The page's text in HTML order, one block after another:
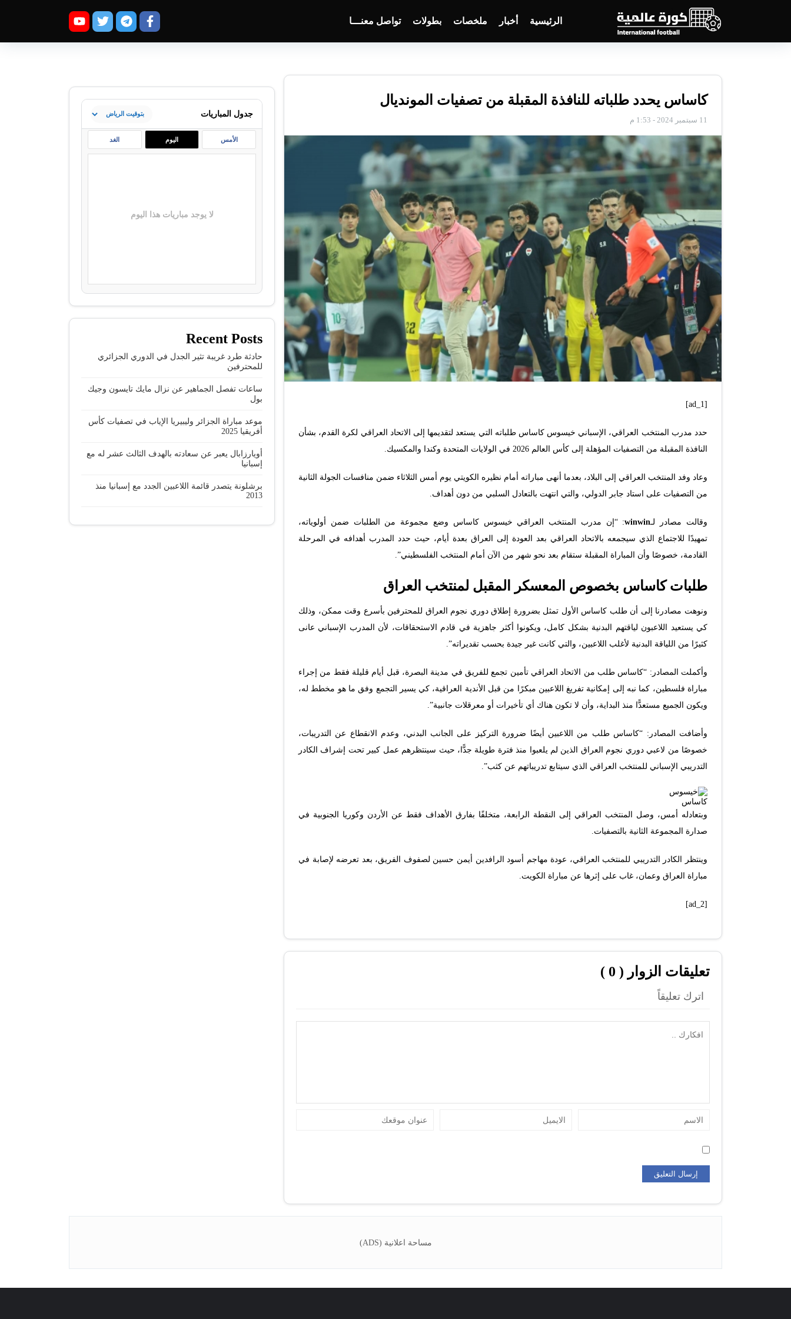
الرئيسية أخبار ملخصات بطولات تواصل معنـــا
كاساس يحدد طلباته للنافذة المقبلة من تصفيات المونديال
11 سبتمبر 2024 - 1:53 م
[ad_1]
حدد مدرب المنتخب العراقي، الإسباني خيسوس كاساس طلباته التي يستعد لتقديمها إلى الاتحاد العراقي لكرة القدم، بشأن
النافذة المقبلة من التصفيات المؤهلة إلى كأس العالم 2026 في الولايات المتحدة وكندا والمكسيك.
وعاد وفد المنتخب العراقي إلى البلاد، بعدما أنهى مباراته أمام نظيره الكويتي يوم أمس الثلاثاء ضمن منافسات الجولة الثانية
من التصفيات على استاد جابر الدولي، والتي انتهت بالتعادل السلبي من دون أهداف.
وقالت مصادر لـwinwin: “إن مدرب المنتخب العراقي خيسوس كاساس وضع مجموعة من الطلبات ضمن أولوياته،
تمهيدًا للاجتماع الذي سيجمعه بالاتحاد العراقي بعد العودة إلى العراق بعدة أيام، حيث حدد المدرب أهدافه في المرحلة
القادمة، خصوصًا وأن المباراة المقبلة ستقام بعد نحو شهر من الآن أمام المنتخب الفلسطيني”.
طلبات كاساس بخصوص المعسكر المقبل لمنتخب العراق
ونوهت مصادرنا إلى أن طلب كاساس الأول تمثل بضرورة إطلاق دوري نجوم العراق للمحترفين بأسرع وقت ممكن، وذلك
كي يستعيد اللاعبون لياقتهم البدنية بشكل كامل، ويكونوا أكثر جاهزية في قادم الاستحقاقات، لأن المدرب الإسباني عانى
كثيرًا من اللياقة البدنية لأغلب اللاعبين، والتي كانت غير جيدة بحسب تقديراته”.
وأكملت المصادر: “كاساس طلب من الاتحاد العراقي تأمين تجمع للفريق في مدينة البصرة، قبل أيام قليلة فقط من إجراء
مباراة فلسطين، كما نبه إلى إمكانية تفريغ اللاعبين مبكرًا من قبل الأندية العراقية، كي يسير التجمع وفق ما هو مخطط له،
ويكون الجميع مستعدًّا منذ البداية، وأن لا تكون هناك أي تأخيرات أو معرقلات جانبية”.
وأضافت المصادر: “كاساس طلب من اللاعبين أيضًا ضرورة التركيز على الجانب البدني، وعدم الانقطاع عن التدريبات،
خصوصًا من لاعبي دوري نجوم العراق الذين لم يلعبوا منذ فترة طويلة جدًّا، حيث سينتظرهم عمل كبير تحت إشراف الكادر
التدريبي الإسباني للمنتخب العراقي الذي سيتابع تدريباتهم عن كثب”.
وبتعادله أمس، وصل المنتخب العراقي إلى النقطة الرابعة، متخلفًا بفارق الأهداف فقط عن الأردن وكوريا الجنوبية في
صدارة المجموعة الثانية بالتصفيات.
وينتظر الكادر التدريبي للمنتخب العراقي، عودة مهاجم أسود الرافدين أيمن حسين لصفوف الفريق، بعد تعرضه لإصابة في
مباراة العراق وعمان، غاب على إثرها عن مباراة الكويت.
[ad_2]
تعليقات الزوار ( 0 )
اترك تعليقاً
جدول المباريات
الأمس اليوم الغد
لا يوجد مباريات هذا اليوم
Recent Posts
حادثة طرد غريبة تثير الجدل في الدوري الجزائري
للمحترفين
ساعات تفصل الجماهير عن نزال مايك تايسون وجيك
بول
موعد مباراة الجزائر وليبيريا الإياب في تصفيات كأس
أفريقيا 2025
أويارزابال يعبر عن سعادته بالهدف الثالث عشر له مع
إسبانيا
برشلونة يتصدر قائمة اللاعبين الجدد مع إسبانيا منذ
2013
مساحة اعلانية (ADS)